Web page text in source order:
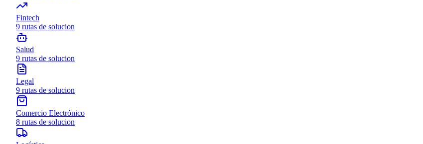
Fintech
9 rutas de solucion
Salud
9 rutas de solucion
Legal
9 rutas de solucion
Comercio Electrónico
8 rutas de solucion